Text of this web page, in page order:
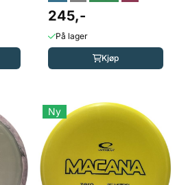
245,-
På lager
Kjøp
Ny